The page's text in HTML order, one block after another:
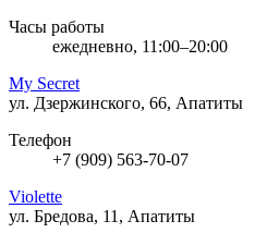
Часы работы
ежедневно, 11:00–20:00
My Secret
ул. Дзержинского, 66, Апатиты
Телефон
+7 (909) 563-70-07
Violette
ул. Бредова, 11, Апатиты